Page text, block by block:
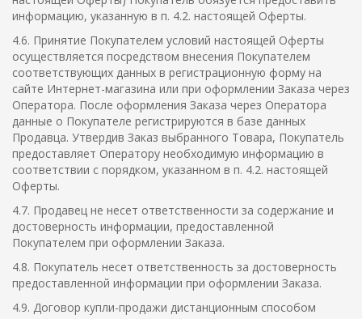
информацию, указанную в п. 4.2. настоящей Оферты.
4.6. Принятие Покупателем условий настоящей Оферты
осуществляется посредством внесения Покупателем
соответствующих данных в регистрационную форму на
сайте Интернет-магазина или при оформлении Заказа через
Оператора. После оформления Заказа через Оператора
данные о Покупателе регистрируются в базе данных
Продавца. Утвердив Заказ выбранного Товара, Покупатель
предоставляет Оператору необходимую информацию в
соответствии с порядком, указанном в п. 4.2. настоящей
Оферты.
4.7. Продавец не несет ответственности за содержание и
достоверность информации, предоставленной
Покупателем при оформлении Заказа.
4.8. Покупатель несет ответственность за достоверность
предоставленной информации при оформлении Заказа.
4.9. Договор купли-продажи дистанционным способом